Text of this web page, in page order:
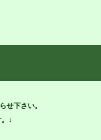
せ下さい。
↓